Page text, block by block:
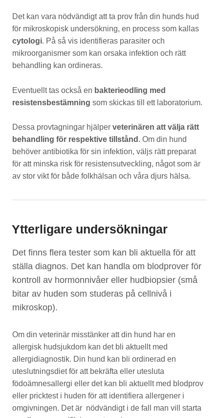
Det kan vara nödvändigt att ta prov från din hunds hud
för mikroskopisk undersökning, en process som kallas
cytologi. På så vis identifieras parasiter och
mikroorganismer som kan orsaka infektion och rätt
behandling kan ordineras.
Eventuellt tas också en bakterieodling med
resistensbestämning som skickas till ett laboratorium.
Dessa provtagningar hjälperveterinären att välja rätt
behandling för respektive tillstånd . Om din hund
behöver antibiotika för sin infektion, väljs rätt preparat
för att minska risk för resistensutveckling, något som är
av stor vikt för både folkhälsan och våra djurs hälsa.
Ytterligare undersökningar
Det finns flera tester som kan bli aktuella för att
ställa diagnos. Det kan handla om blodprover för
kontroll av hormonnivåer eller hudbiopsier (små
bitar av huden som studeras på cellnivå i
mikroskop).
Om din veterinär misstänker att din hund har en
allergisk hudsjukdom kan det bli aktuellt med
allergidiagnostik. Din hund kan bli ordinerad en
uteslutningsdiet för att bekräfta eller utesluta
födoämnesallergi eller det kan bli aktuellt med blodprov
eller pricktest i huden för att identifiera allergener i
omgivningen. Det är nödvändigt i de fall man vill starta